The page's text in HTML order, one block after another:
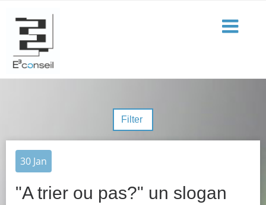
30 Jan
"A trier ou pas?" un slogan
Filter